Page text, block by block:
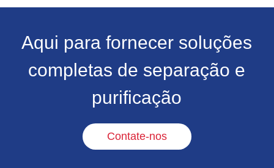
convidado a participar da cerimônia de premiação
desde 2020.
Aqui para fornecer soluções
completas de separação e
purificação
Contate-nos